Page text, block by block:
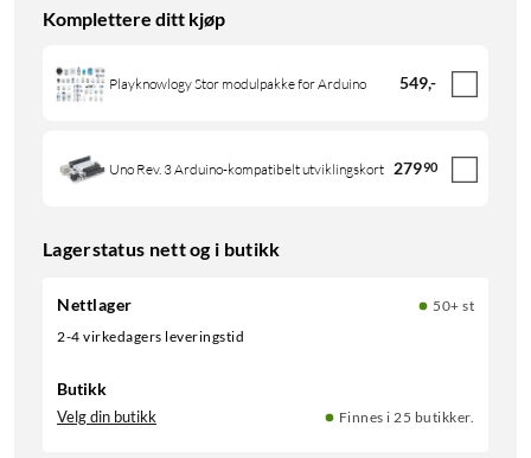
Komplettere ditt kjøp
Playknowlogy Stor modulpakke for Arduino 549,-
Uno Rev. 3 Arduino-kompatibelt utviklingskort 27990
Lagerstatus nett og i butikk
Nettlager
50+ st
2-4 virkedagers leveringstid
Butikk
Velg din butikk Finnes i 25 butikker.